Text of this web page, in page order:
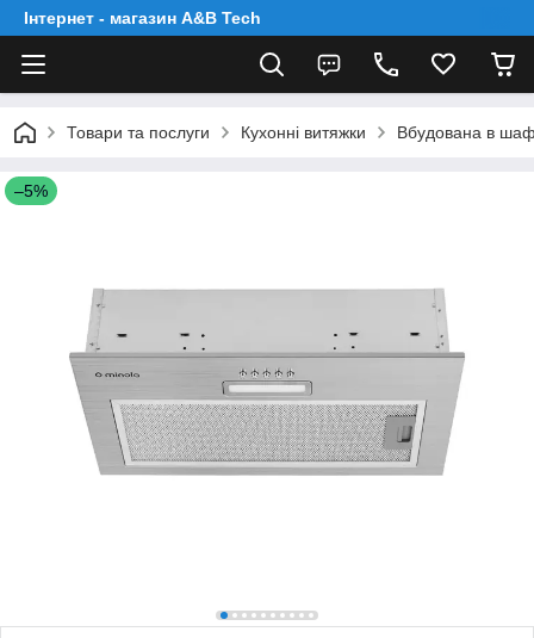
Інтернет - магазин A&B Tech
Товари та послуги Кухонні витяжки Вбудована в
–5%